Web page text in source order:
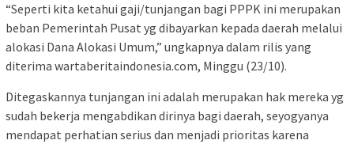
“Seperti kita ketahui gaji/tunjangan bagi PPPK ini merupakan
beban Pemerintah Pusat yg dibayarkan kepada daerah melalui
alokasi Dana Alokasi Umum,” ungkapnya dalam rilis yang
diterima wartaberitaindonesia.com, Minggu (23/10).
Ditegaskannya tunjangan ini adalah merupakan hak mereka yg
sudah bekerja mengabdikan dirinya bagi daerah, seyogyanya
mendapat perhatian serius dan menjadi prioritas karena